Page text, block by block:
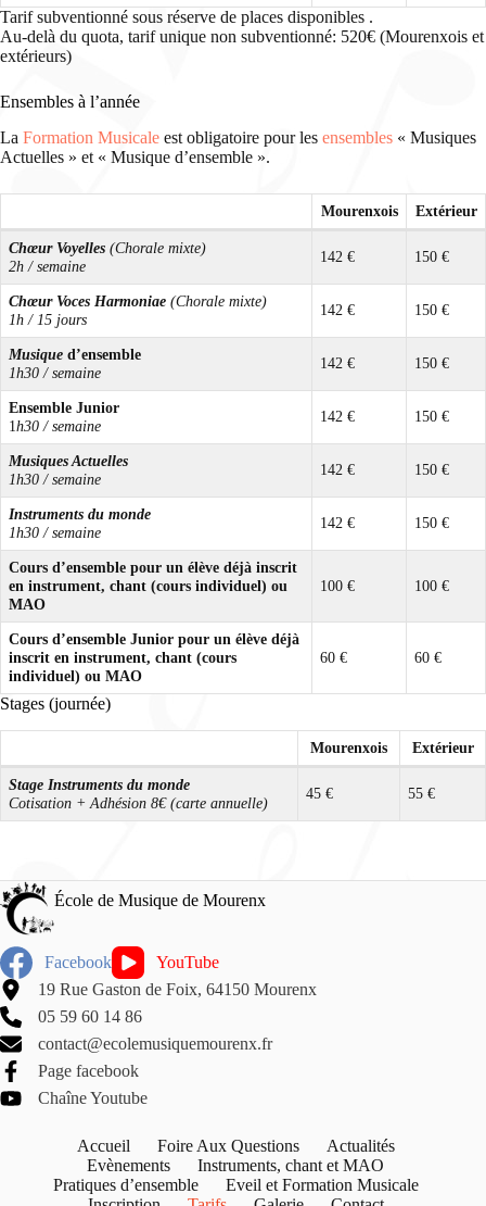
Tarif subventionné sous réserve de places disponibles .
Au-delà du quota, tarif unique non subventionné: 520€ (Mourenxois et
extérieurs)
Ensembles à l’année
La Formation Musicale est obligatoire pour les ensembles « Musiques
Actuelles » et « Musique d’ensemble ».
Mourenxois Extérieur
Chœur Voyelles(Chorale mixte)
2h / semaine
142 € 150 €
Chœur Voces Harmoniae(Chorale mixte)
1h / 15 jours
142 € 150 €
Musiqued’ensemble
1h30 / semaine
142 € 150 €
Ensemble Junior
1h30 / semaine
142 € 150 €
Musiques Actuelles
1h30 / semaine
142 € 150 €
Instruments du monde
1h30 / semaine
142 € 150 €
Cours d’ensemble pour un élève déjà inscrit
en instrument, chant (cours individuel) ou
MAO
100 € 100 €
Cours d’ensemble Junior pour un élève déjà
inscrit en instrument, chant (cours
individuel) ou MAO
60 € 60 €
Stages (journée)
Mourenxois Extérieur
Stage Instruments du monde
Cotisation + Adhésion 8€ (carte annuelle)
45 € 55 €
École de Musique de Mourenx
Facebook
YouTube
19 Rue Gaston de Foix, 64150 Mourenx
05 59 60 14 86
contact@ecolemusiquemourenx.fr
Page facebook
Chaîne Youtube
Accueil Foire Aux Questions
Actualités
Evènements
Instruments, chant et MAO
Pratiques d’ensemble
Eveil et Formation Musicale